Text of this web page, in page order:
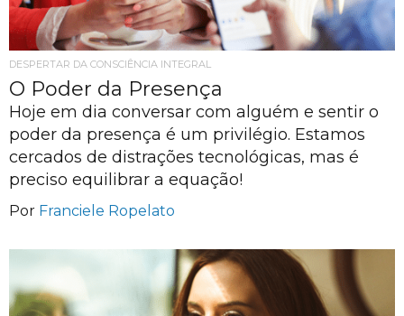
DESPERTAR DA CONSCIÊNCIA INTEGRAL
O Poder da Presença
Hoje em dia conversar com alguém e sentir o
poder da presença é um privilégio. Estamos
cercados de distrações tecnológicas, mas é
preciso equilibrar a equação!
Por Franciele Ropelato